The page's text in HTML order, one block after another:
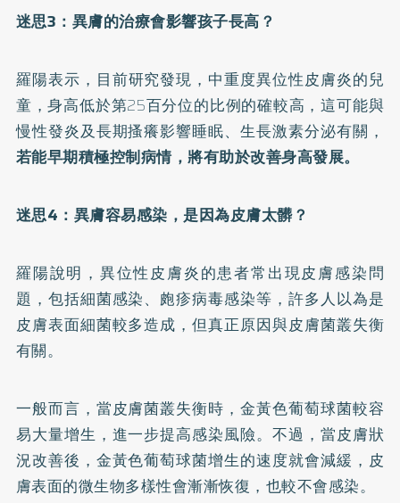
迷思3：異膚的治療會影響孩子長高？
羅陽表示，目前研究發現，中重度異位性皮膚炎的兒
童，身高低於第25百分位的比例的確較高，這可能與
慢性發炎及長期搔癢影響睡眠、生長激素分泌有關，
若能早期積極控制病情，將有助於改善身高發展。
迷思4：異膚容易感染，是因為皮膚太髒？
羅陽說明，異位性皮膚炎的患者常出現皮膚感染問
題，包括細菌感染、皰疹病毒感染等，許多人以為是
皮膚表面細菌較多造成，但真正原因與皮膚菌叢失衡
有關。
一般而言，當皮膚菌叢失衡時，金黃色葡萄球菌較容
易大量增生，進一步提高感染風險。不過，當皮膚狀
況改善後，金黃色葡萄球菌增生的速度就會減緩，皮
膚表面的微生物多樣性會漸漸恢復，也較不會感染。